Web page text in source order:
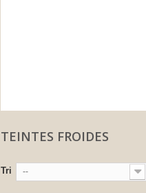
TEINTES FROIDES
Tri --